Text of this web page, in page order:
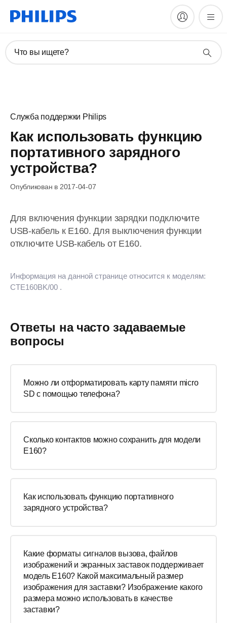
Что вы ищете?
Служба поддержки Philips
Как использовать функцию
портативного зарядного
устройства?
Опубликован в 2017-04-07
Для включения функции зарядки подключите
USB-кабель к E160. Для выключения функции
отключите USB-кабель от E160.
Информация на данной странице относится к моделям:
CTE160BK/00 .
Ответы на часто задаваемые
вопросы
Можно ли отформатировать карту памяти micro
SD с помощью телефона?
Сколько контактов можно сохранить для модели
E160?
Как использовать функцию портативного
зарядного устройства?
Какие форматы сигналов вызова, файлов
изображений и экранных заставок поддерживает
модель E160? Какой максимальный размер
изображения для заставки? Изображение какого
размера можно использовать в качестве
заставки?